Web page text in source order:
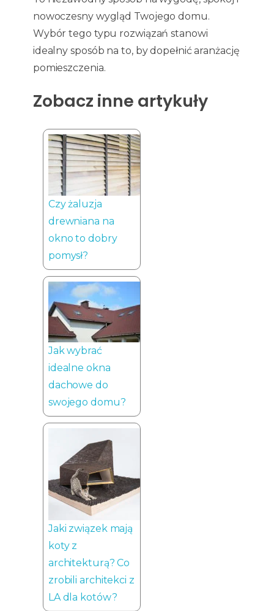
nowoczesny wygląd Twojego domu.
Wybór tego typu rozwiązań stanowi
idealny sposób na to, by dopełnić aranżację
pomieszczenia.
Zobacz inne artykuły
Czy żaluzja
drewniana na
okno to dobry
pomysł?
Jak wybrać
idealne okna
dachowe do
swojego domu?
Jaki związek mają
koty z
architekturą? Co
zrobili architekci z
LA dla kotów?